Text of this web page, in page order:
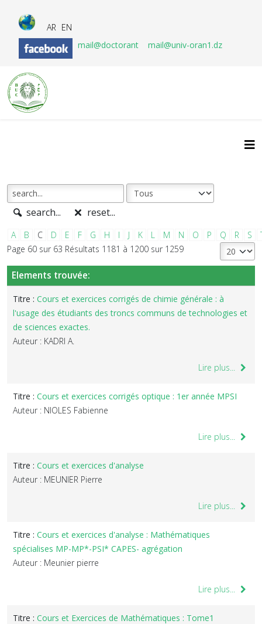
AR EN
mail@doctorant
mail@univ-oran1.dz
search... reset...
A B C D E F G H I J K L M N O P Q R S
Page 60 sur 63 Résultats 1181 à 1200 sur 1259
Elements trouvée:
Titre : Cours et exercices corrigés de chimie générale : à
l'usage des étudiants des troncs communs de technologies et
de sciences exactes.
Auteur : KADRI A.
Lire plus...
Titre : Cours et exercices corrigés optique : 1er année MPSI
Auteur : NIOLES Fabienne
Lire plus...
Titre : Cours et exercices d'analyse
Auteur : MEUNIER Pierre
Lire plus...
Titre : Cours et exercices d'analyse : Mathématiques
spécialises MP-MP*-PSI* CAPES- agrégation
Auteur : Meunier pierre
Lire plus...
Titre : Cours et Exercices de Mathématiques : Tome1